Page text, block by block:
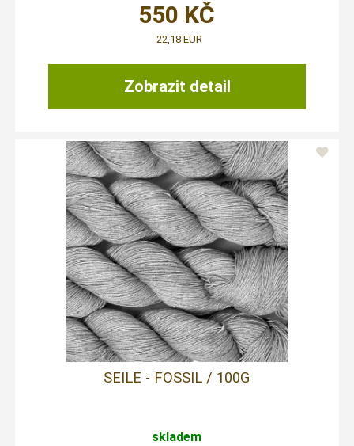
Zobrazit detail
550 KČ
22,18 EUR
SEILE - FOSSIL / 100G
skladem